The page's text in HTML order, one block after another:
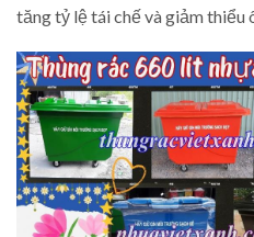
tăng tỷ lệ tái chế và giảm thiểu